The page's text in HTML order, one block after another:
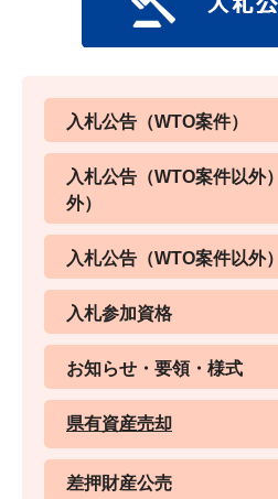
入札公告（WTO案件）
入札公告（WTO案件以外
外）
入札公告（WTO案件以外
入札参加資格
お知らせ・要領・様式
県有資産売却
差押財産公売